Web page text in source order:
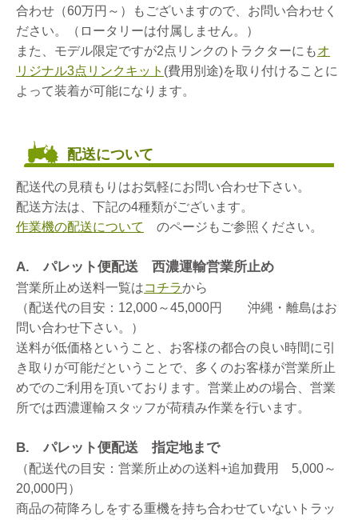
合わせ（60万円～）もございますので、お問い合わせく
ださい。（ロータリーは付属しません。）
また、モデル限定ですが2点リンクのトラクターにもオ
リジナル3点リンクキット (費用別途)を取り付けることに
よって装着が可能になります。
配送について
配送代の見積もりはお気軽にお問い合わせ下さい。
配送方法は、下記の4種類がございます。
作業機の配送について
のページもご参照ください。
A. パレット便配送 西濃運輸営業所止め
営業所止め送料一覧はコチラから
（配送代の目安：12,000～45,000円 沖縄・離島はお
問い合わせ下さい。）
送料が低価格ということ、お客様の都合の良い時間に引
き取りが可能だということで、多くのお客様が営業所止
めでのご利用を頂いております。営業止めの場合、営業
所では西濃運輸スタッフが荷積み作業を行います。
B. パレット便配送 指定地まで
（配送代の目安：営業所止めの送料+追加費用 5,000～
20,000円）
商品の荷降ろしをする重機を持ち合わせていないトラッ